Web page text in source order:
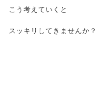
こう考えていくと
スッキリしてきませんか？